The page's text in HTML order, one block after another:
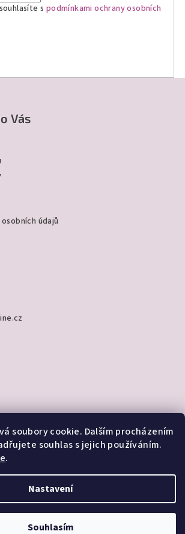
soubory cookie. Dalším procházením
souhlas s jejich používáním.
.
Nastavení
Souhlasím
s podmínkami ochrany osobních
Vás
údajů
platby